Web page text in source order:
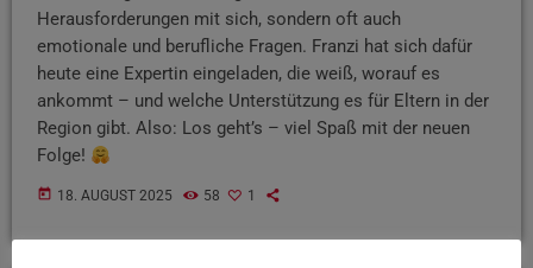
Herausforderungen mit sich, sondern oft auch
emotionale und berufliche Fragen. Franzi hat sich dafür
heute eine Expertin eingeladen, die weiß, worauf es
ankommt – und welche Unterstützung es für Eltern in der
Region gibt. Also: Los geht’s – viel Spaß mit der neuen
Folge!
today 18. AUGUST 2025 58 1